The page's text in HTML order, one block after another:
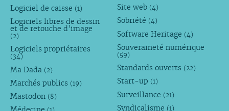
Logiciel de caisse (1)
Logiciels libres de dessin
et de retouche d’image
(2)
Logiciels propriétaires
(34)
Ma Dada (2)
Marchés publics (19)
Mastodon (8)
Site web (4)
Sobriété (4)
Software Heritage (4)
Souveraineté numérique
(59)
Standards ouverts (22)
Start-up (1)
Surveillance (21)
Syndicalisme (1)